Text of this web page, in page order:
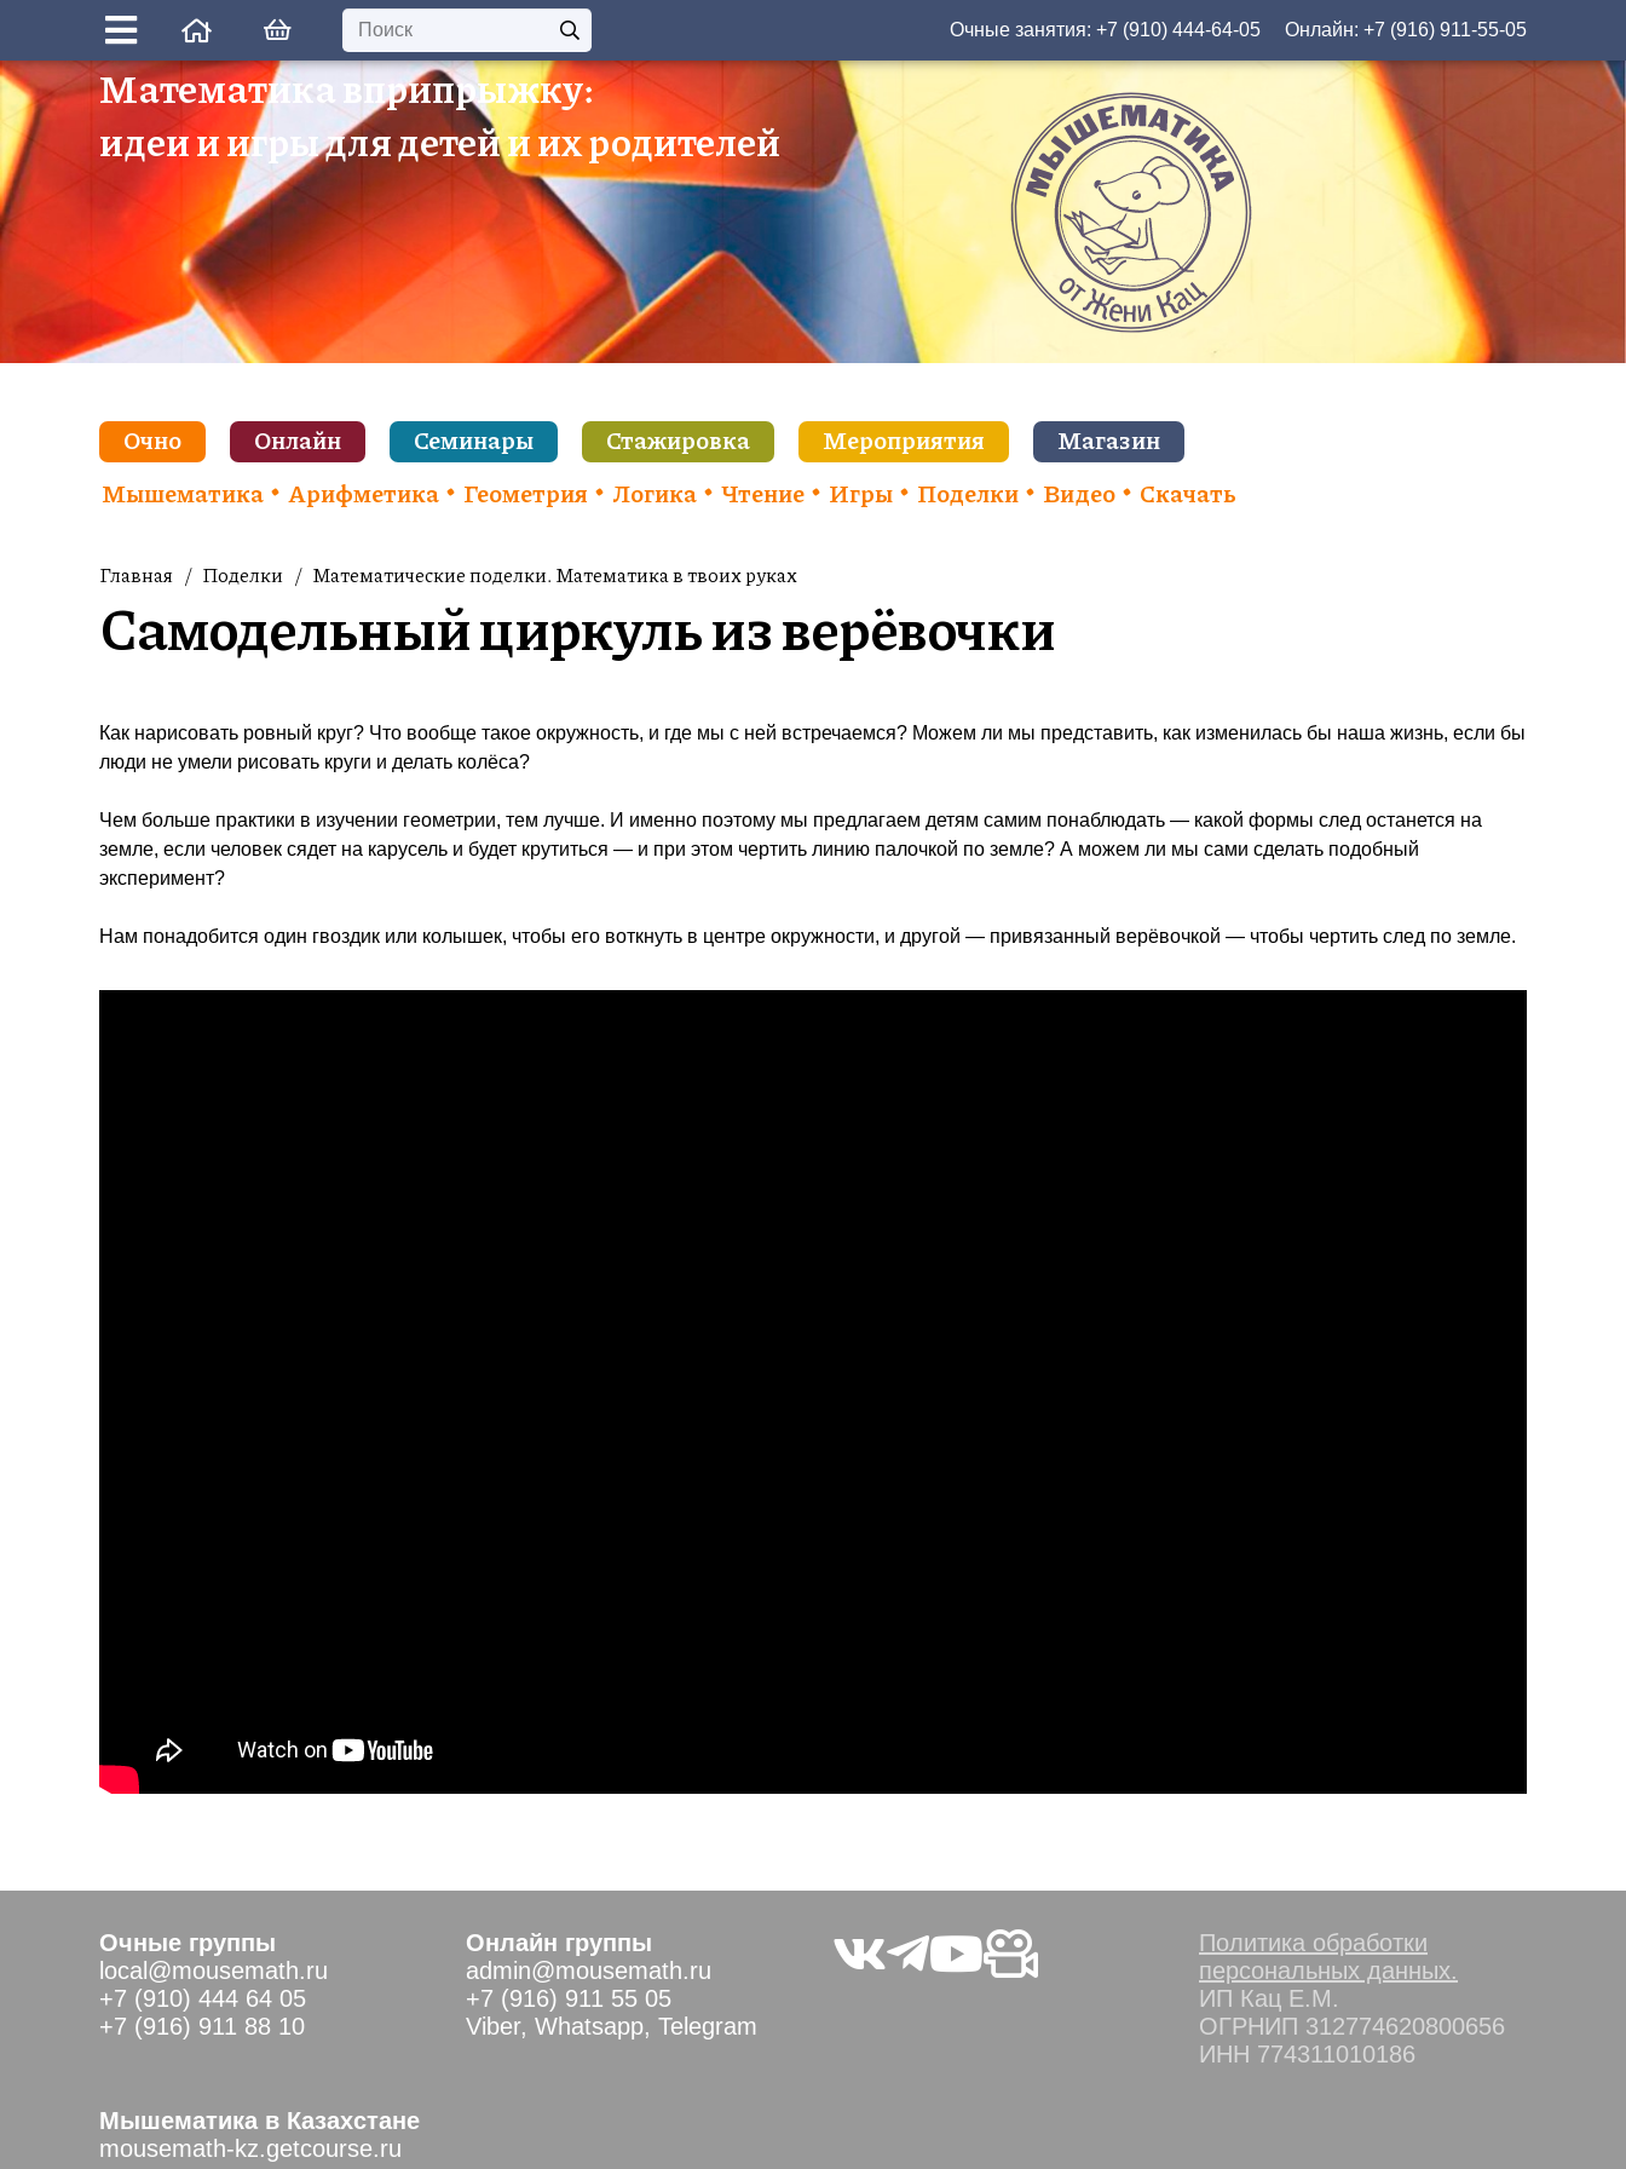
Очные занятия:+7 (910) 444-64-05 Онлайн:+7 (916) 911-55-05
Математика вприпрыжку:
идеи и игры для детей и их родителей
Очно Онлайн Семинары Стажировка Мероприятия
Магазин
Мышематика
Арифметика Геометрия Логика Чтение Игры Поделки Видео Скачать
Главная / Поделки / Математические поделки. Математика в твоих руках
Самодельный циркуль из верёвочки
Как нарисовать ровный круг? Что вообще такое окружность, и где мы с ней встречаемся? Можем ли мы представить, как изменилась бы наша жизнь, если бы
люди не умели рисовать круги и делать колёса?
Чем больше практики в изучении геометрии, тем лучше. И именно поэтому мы предлагаем детям самим понаблюдать — какой формы след останется на
земле, если человек сядет на карусель и будет крутиться — и при этом чертить линию палочкой по земле? А можем ли мы сами сделать подобный
эксперимент?
Нам понадобится один гвоздик или колышек, чтобы его воткнуть в центре окружности, и другой — привязанный верёвочкой — чтобы чертить след по земле.
Онлайн группы
admin@mousemath.ru
+7 (916) 911 55 05
Viber, Whatsapp, Telegram
Очные группы
local@mousemath.ru
+7 (910) 444 64 05
+7 (916) 911 88 10
Политика обработки
персональных данных.
ИП Кац Е.М.
ОГРНИП 312774620800656
ИНН 774311010186
Мышематика в Казахстане
mousemath-kz.getcourse.ru